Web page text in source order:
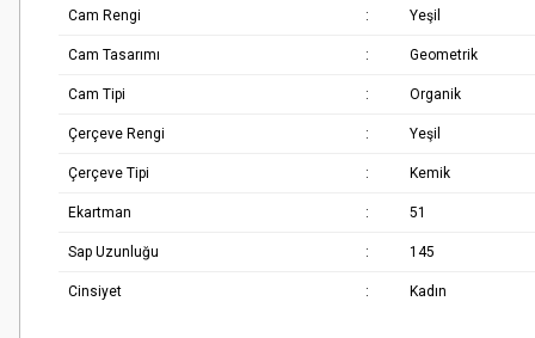
Cam Rengi : Yeşil
Cam Tasarımı : Geometrik
Cam Tipi : Organik
Çerçeve Rengi : Yeşil
Çerçeve Tipi : Kemik
Ekartman : 51
Sap Uzunluğu : 145
Cinsiyet : Kadın